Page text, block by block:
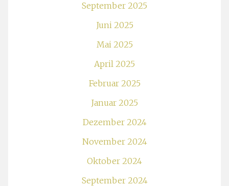
September 2025
Juni 2025
Mai 2025
April 2025
Februar 2025
Januar 2025
Dezember 2024
November 2024
Oktober 2024
September 2024